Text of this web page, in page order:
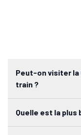
Peut-on visiter la
train ?
Quelle est la plus